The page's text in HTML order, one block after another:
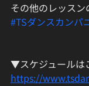
その他のレッス
#TSダンスカンパ
▼スケジュールは
https://